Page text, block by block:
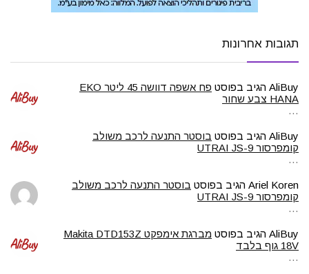
תגובות אחרונות
AliBuy הגיב בפוסט
פח אשפה דוושה 45 ליטר EKO
HANA צבע שחור
…
AliBuy הגיב בפוסט בוסטר התנעה לרכב משולב
קומפרסור UTRAI JS-9
…
Ariel Koren הגיב בפוסט בוסטר התנעה לרכב משולב
קומפרסור UTRAI JS-9
…
AliBuy הגיב בפוסט
מברגת אימפקט Makita DTD153Z
18V גוף בלבד
…